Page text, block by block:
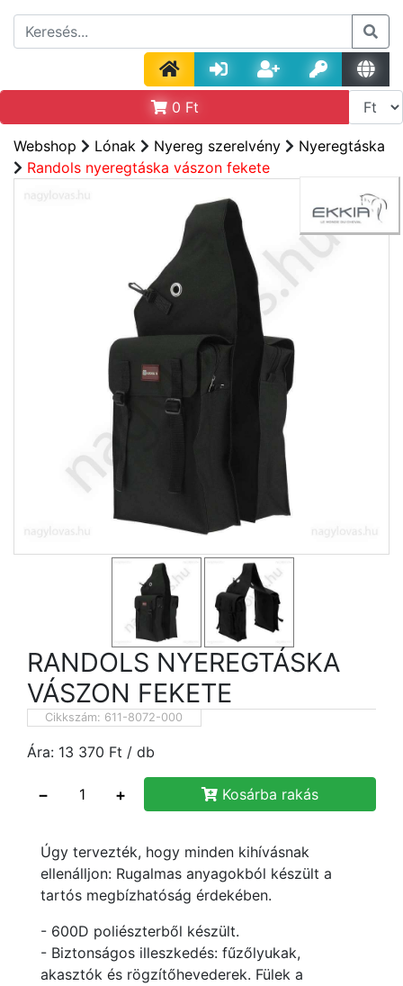
0 Ft
Webshop Lónak Nyereg szerelvény
Nyeregtáska
Randols nyeregtáska vászon fekete
RANDOLS NYEREGTÁSKA
VÁSZON FEKETE
Cikkszám: 611-8072-000
Ára: 13 370 Ft / db
− + Kosárba rakás
Úgy tervezték, hogy minden kihívásnak
ellenálljon: Rugalmas anyagokból készült a
tartós megbízhatóság érdekében.
- 600D poliészterből készült.
- Biztonságos illeszkedés: fűzőlyukak,
akasztók és rögzítőhevederek. Fülek a